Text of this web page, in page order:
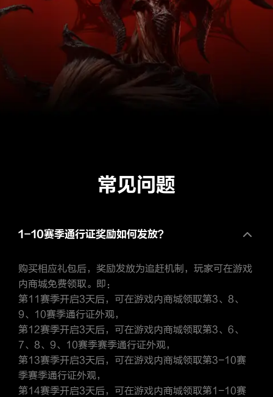
常见问题
1-10赛季通行证奖励如何发放？
购买相应礼包后，奖励发放为追赶机制，玩家可在游戏
内商城免费领取。即：
第11赛季开启3天后，可在游戏内商城领取第3、8、
9、10赛季通行证外观，
第12赛季开启3天后，可在游戏内商城领取第3、6、
7、8、9、10赛季赛季通行证外观，
第13赛季开启3天后，可在游戏内商城领取第3-10赛
季赛季通行证外观，
第14赛季开启3天后，可在游戏内商城领取第1-10赛